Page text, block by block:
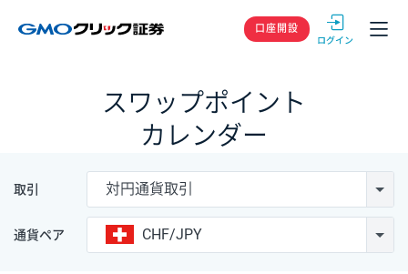
GMOクリック
口座開設
スワップポイント
カレンダー
取引 対円通貨取引
通貨ペア CHF/JPY